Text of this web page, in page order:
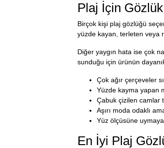
Plaj İçin
Birçok kişi plaj gözlüğü
yüzde kayan, terleten veya
Diğer yaygın hata ise çok
sunduğu için ürünün
Çok ağır çerçeveler
Yüzde kayma yapan
Çabuk çizilen camlar
Aşırı moda odaklı
Yüz ölçüsüne
En İyi Plaj